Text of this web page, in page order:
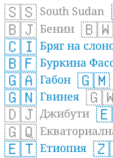
🇸🇸 South Sudan
🇧🇯 Бенин 🇧🇼
🇨🇮 Бряг на
🇧🇫 Буркина
🇬🇦 Габон 🇬🇲
🇬🇳 Гвинея
🇩🇯 Джибути
🇬🇶
🇪🇹 Етиопия